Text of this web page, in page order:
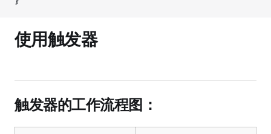
使用触发器
触发器的工作流程图：